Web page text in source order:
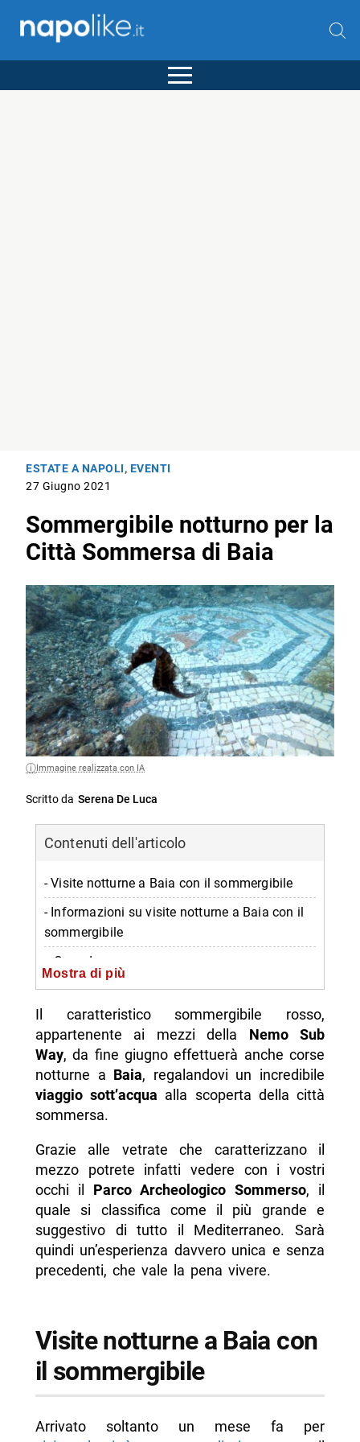
ESTATE A NAPOLI, EVENTI
27 Giugno 2021
Sommergibile notturno per la
Città Sommersa di Baia
Immagine realizzata con IA
Scritto da Serena De Luca
Contenuti dell'articolo
- Visite notturne a Baia con il sommergibile
- Informazioni su visite notturne a Baia con il
sommergibile
-- Quando
-- Dove
-- Orario
-- Prezzo
-- Contatti
-- Scopri di più da Napolike.it
Mostra di più
Il caratteristico sommergibile rosso,
appartenente ai mezzi della Nemo Sub
Way, da fine giugno effettuerà anche corse
notturne a Baia, regalandovi un incredibile
viaggio sott’acqua alla scoperta della città
sommersa.
Grazie alle vetrate che caratterizzano il
mezzo potrete infatti vedere con i vostri
occhi il
Parco Archeologico Sommerso, il
quale si classifica come il più grande e
suggestivo di tutto il Mediterraneo. Sarà
quindi un’esperienza davvero unica e senza
precedenti, che vale la pena vivere.
Visite notturne a Baia con
il sommergibile
Arrivato soltanto un mese fa per